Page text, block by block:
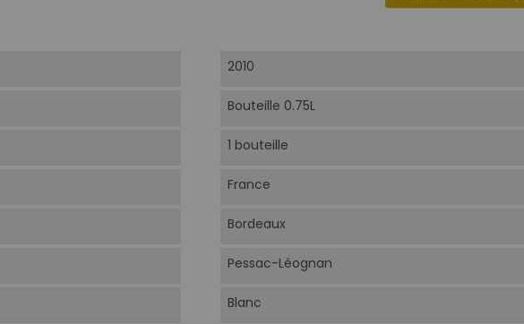
2010
Bouteille 0.75L
1 bouteille
France
Bordeaux
Pessac-Léognan
Blanc